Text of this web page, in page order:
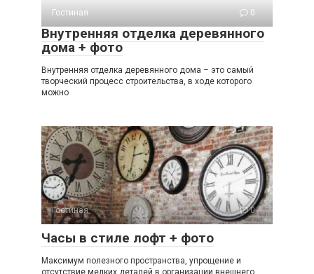
Гостиная
0
Внутренняя отделка деревянного
дома + фото
Внутренняя отделка деревянного дома – это самый
творческий процесс строительства, в ходе которого
можно
Гостиная 0
Часы в стиле лофт + фото
Максимум полезного пространства, упрощение и
отсутствие мелких деталей в организации внешнего